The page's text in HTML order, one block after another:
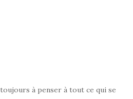
à penser à tout ce qui se